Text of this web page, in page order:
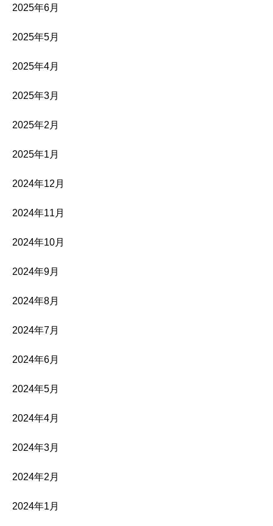
2025年6月
2025年5月
2025年4月
2025年3月
2025年2月
2025年1月
2024年12月
2024年11月
2024年10月
2024年9月
2024年8月
2024年7月
2024年6月
2024年5月
2024年4月
2024年3月
2024年2月
2024年1月